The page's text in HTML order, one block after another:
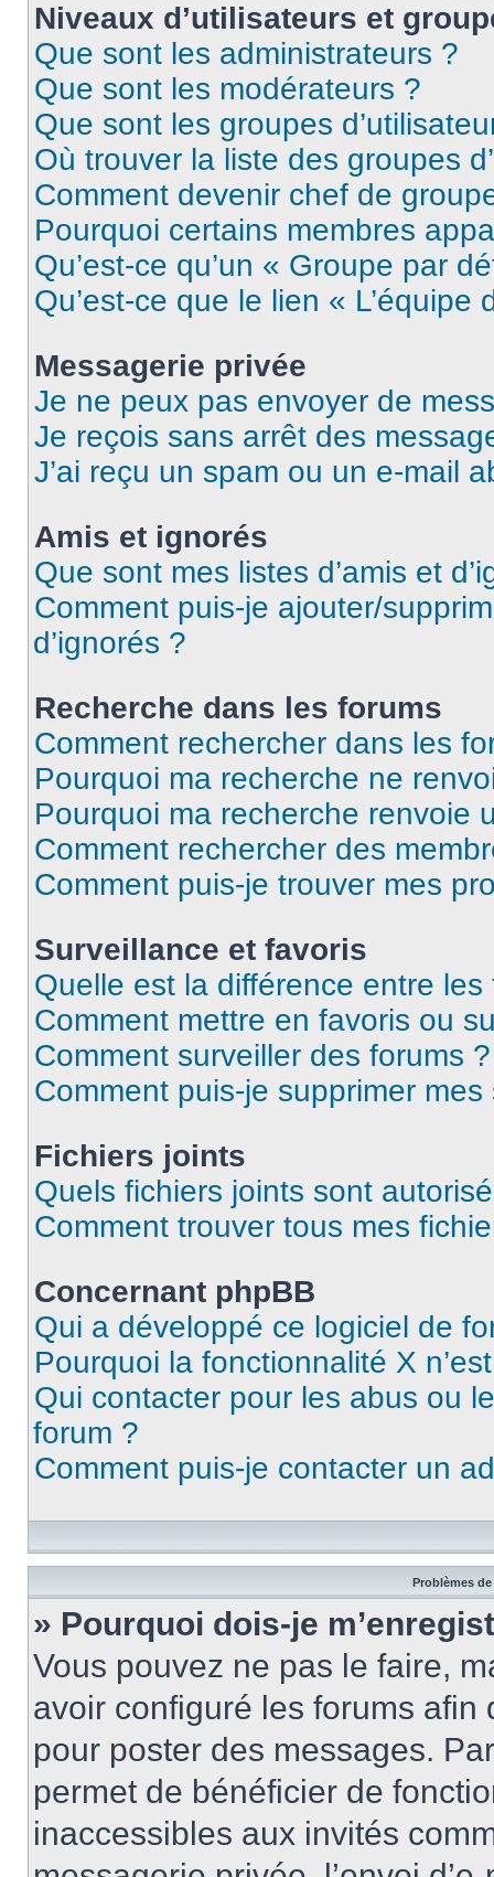
Niveaux d’utilisateurs et
Que sont les administrateurs ?
Que sont les modérateurs ?
Que sont les groupes
Où trouver la liste des groupes
Comment devenir chef de
Pourquoi certains membres
Qu’est-ce qu’un « Groupe par
Qu’est-ce que le lien « L’équipe
Messagerie privée
Je ne peux pas envoyer de
Je reçois sans arrêt des
J’ai reçu un spam ou un e-mail
Amis et ignorés
Que sont mes listes d’amis et
Comment puis-je ajouter/
d’ignorés ?
Recherche dans les forums
Comment rechercher dans les
Pourquoi ma recherche ne
Pourquoi ma recherche renvoie
Comment rechercher des
Comment puis-je trouver mes
Surveillance et favoris
Quelle est la différence entre
Comment mettre en favoris ou
Comment surveiller des forums ?
Comment puis-je supprimer
Fichiers joints
Quels fichiers joints sont
Comment trouver tous mes
Concernant phpBB
Qui a développé ce logiciel de
Pourquoi la fonctionnalité X
Qui contacter pour les abus ou
forum ?
Comment puis-je contacter un
Problèmes
» Pourquoi dois-je
Vous pouvez ne pas le faire,
avoir configuré les forums afin
pour poster des messages.
permet de bénéficier de
inaccessibles aux invités